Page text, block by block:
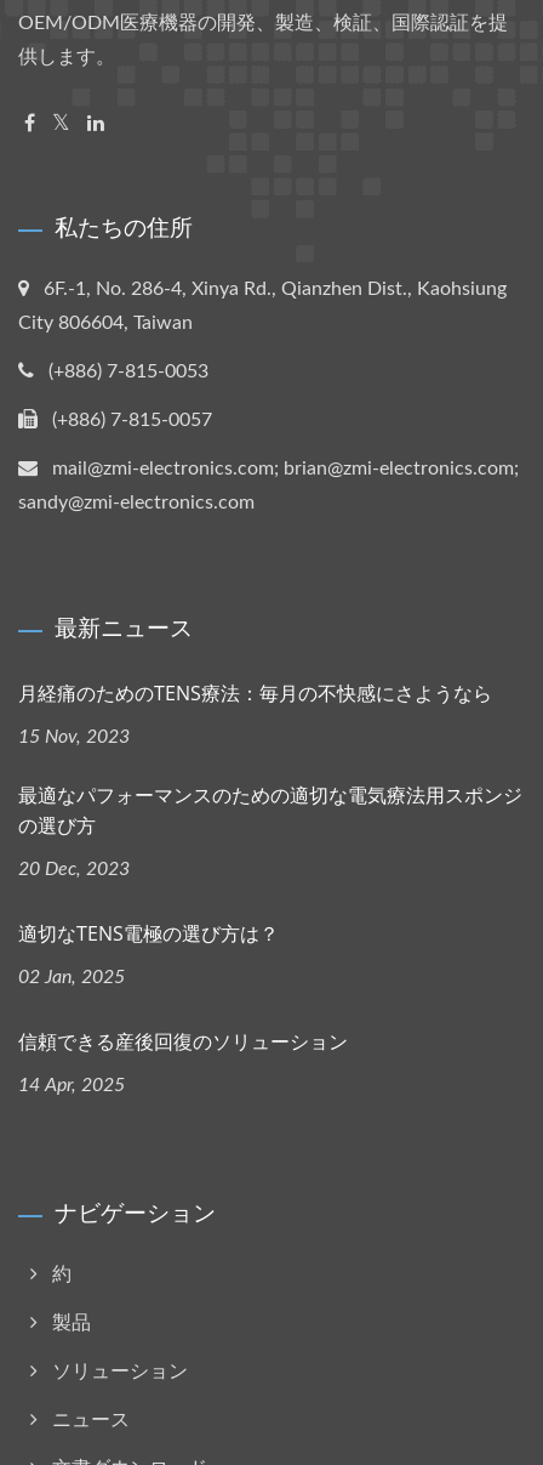
OEM/ODM医療機器の開発、製造、検証、国際認証を提
供します。
私たちの住所
6F.-1, No. 286-4, Xinya Rd., Qianzhen Dist., Kaohsiung
City 806604, Taiwan
(+886) 7-815-0053
(+886) 7-815-0057
mail@zmi-electronics.com; brian@zmi-electronics.com;
sandy@zmi-electronics.com
最新ニュース
月経痛のためのTENS療法：毎月の不快感にさようなら
15 Nov, 2023
最適なパフォーマンスのための適切な電気療法用スポンジ
の選び方
20 Dec, 2023
適切なTENS電極の選び方は？
02 Jan, 2025
信頼できる産後回復のソリューション
14 Apr, 2025
ナビゲーション
約
製品
ソリューション
ニュース